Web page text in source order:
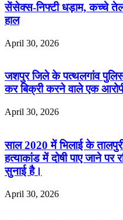
सेंसेक्स-निफ्टी धड़ाम, कच्चे तेल
हाल
April 30, 2026
जशपुर जिले के पत्थलगांव
कर बिक्री करने वाले एक
April 30, 2026
साल 2020 में भिलाई के
हत्याकांड में दोषी पाए जाने पर
सुनाई है।
April 30, 2026